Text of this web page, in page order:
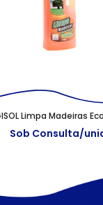
Limpa Madeiras
Sob Consulta/